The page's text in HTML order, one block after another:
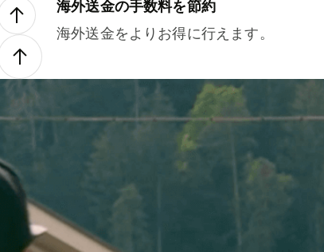
海外送金の手数料を節約
海外送金をよりお得に行えます。